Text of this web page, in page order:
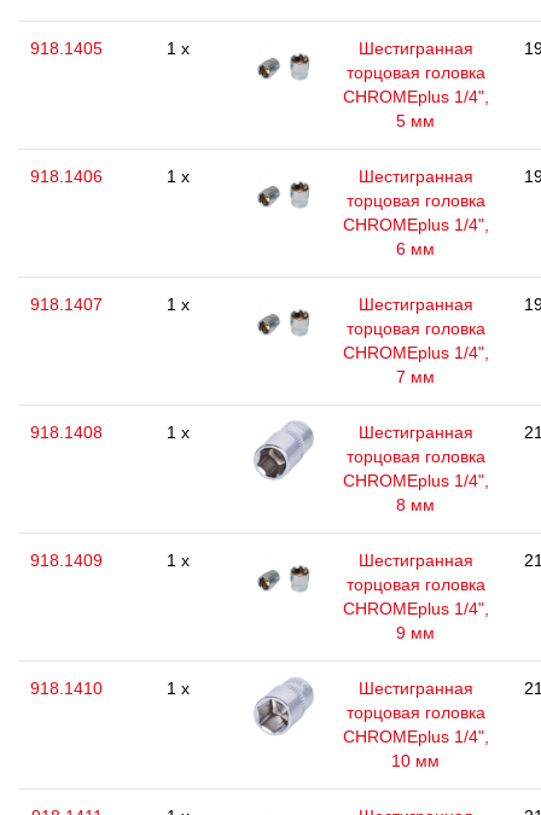
918.1405 1 x
Шестигранная
торцовая головка
CHROMEplus 1/4",
5 мм
918.1406 1 x
Шестигранная
торцовая головка
CHROMEplus 1/4",
6 мм
918.1407 1 x
Шестигранная
торцовая головка
CHROMEplus 1/4",
7 мм
918.1408 1 x
Шестигранная
торцовая головка
CHROMEplus 1/4",
8 мм
918.1409 1 x
Шестигранная
торцовая головка
CHROMEplus 1/4",
9 мм
918.1410 1 x
Шестигранная
торцовая головка
CHROMEplus 1/4",
10 мм